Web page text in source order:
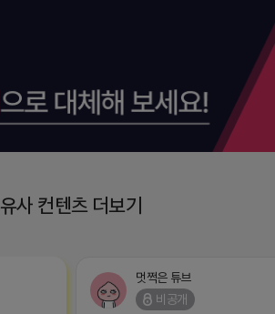
유사 컨텐츠 더보기
멋쩍은 튜브
비공개